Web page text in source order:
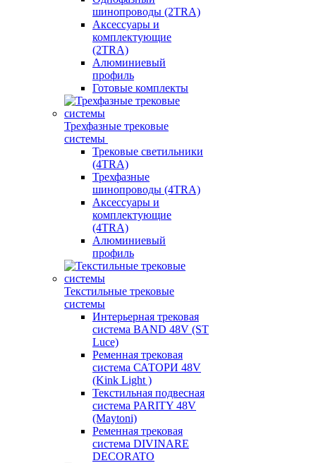
шинопроводы (2TRA)
Аксессуары и
комплектующие
(2TRA)
Алюминиевый
профиль
Готовые комплекты
Трехфазные трековые
системы
Трековые светильники
(4TRA)
Трехфазные
шинопроводы (4TRA)
Аксессуары и
комплектующие
(4TRA)
Алюминиевый
профиль
Текстильные трековые
системы
Интерьерная трековая
система BAND 48V (ST
Luce)
Ременная трековая
система САТОРИ 48V
(Kink Light )
Текстильная подвесная
система PARITY 48V
(Maytoni)
Ременная трековая
система DIVINARE
DECORATO